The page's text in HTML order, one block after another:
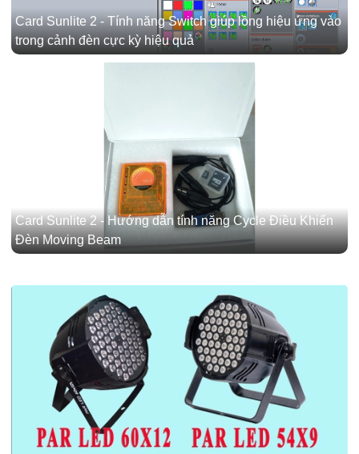
Card Sunlite 2 - Tính năng Switch giúp lồng hiệu ứng vào
trong cảnh đèn cực kỳ hiệu quả
Card Sunlite 2 - Hướng dẫn tính năng Cycle Điều Khiển
Đèn Moving Beam